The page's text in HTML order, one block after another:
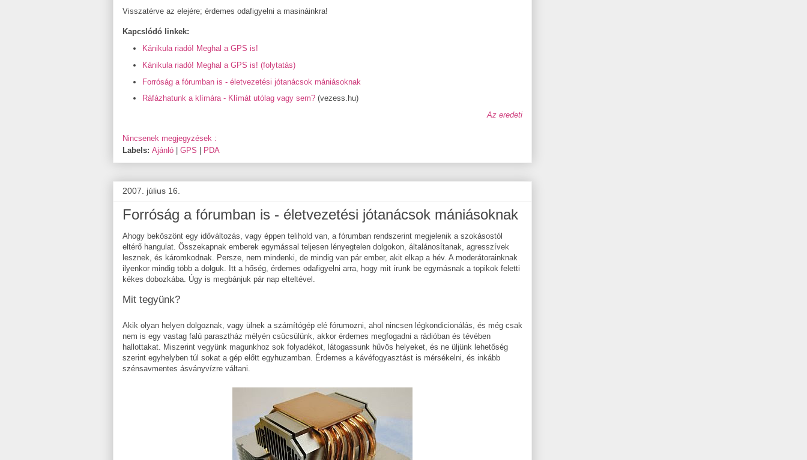
Visszatérve az elejére; érdemes odafigyelni a masináinkra!
Kapcslódó linkek:
Kánikula riadó! Meghal a GPS is!
Kánikula riadó! Meghal a GPS is! (folytatás)
Forróság a fórumban is - életvezetési jótanácsok mániásoknak
Ráfázhatunk a klímára - Klímát utólag vagy sem?(vezess.hu)
Az eredeti
Nincsenek megjegyzések :
Labels: Ajánló | GPS | PDA
2007. július 16.
Forróság a fórumban is - életvezetési jótanácsok mániásoknak
Ahogy beköszönt egy időváltozás, vagy éppen telihold van, a fórumban rendszerint megjelenik a szokásostól
eltérő hangulat. Összekapnak emberek egymással teljesen lényegtelen dolgokon, általánosítanak, agresszívek
lesznek, és káromkodnak. Persze, nem mindenki, de mindig van pár ember, akit elkap a hév. A moderátorainknak
ilyenkor mindig több a dolguk. Itt a hőség, érdemes odafigyelni arra, hogy mit írunk be egymásnak a topikok feletti
kékes dobozkába. Úgy is megbánjuk pár nap elteltével.
Mit tegyünk?
Akik olyan helyen dolgoznak, vagy ülnek a számítógép elé fórumozni, ahol nincsen légkondicionálás, és még csak
nem is egy vastag falú parasztház mélyén csücsülünk, akkor érdemes megfogadni a rádióban és tévében
hallottakat. Miszerint vegyünk magunkhoz sok folyadékot, látogassunk hűvös helyeket, és ne üljünk lehetőség
szerint egyhelyben túl sokat a gép előtt egyhuzamban. Érdemes a kávéfogyasztást is mérsékelni, és inkább
szénsavmentes ásványvízre váltani.